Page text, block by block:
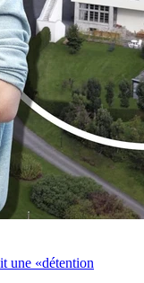
une «détention